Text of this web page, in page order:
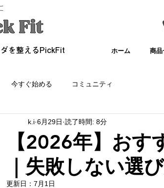
を整えるPickFit ホーム 商品
今すぐ始める コミュニティ
【2026年】お
｜失敗しない選
k.i 6月29日 読了時間: 8分
更新日： 7月1日